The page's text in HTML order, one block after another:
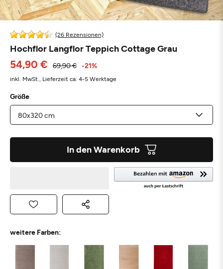
(26 Rezensionen)
Hochflor Langflor Teppich Cottage Grau
54,90 € 69,90 € -21%
inkl. MwSt., Lieferzeit ca. 4-5 Werktage
Größe
In den Warenkorb
weitere Farben: